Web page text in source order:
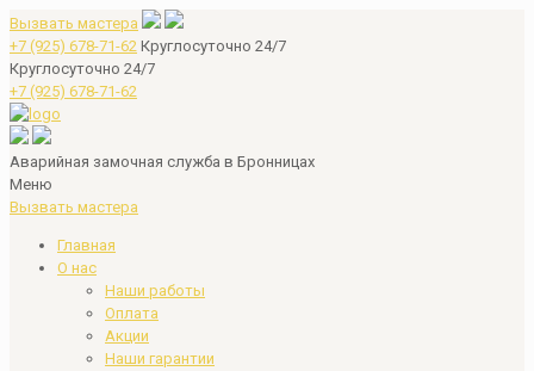
Вызвать мастера
+7 (925) 678-71-62 Круглосуточно 24/7
Круглосуточно 24/7
+7 (925) 678-71-62
Аварийная замочная служба в Бронницах
Меню
Вызвать мастера
Главная
О нас
Наши работы
Оплата
Акции
Наши гарантии